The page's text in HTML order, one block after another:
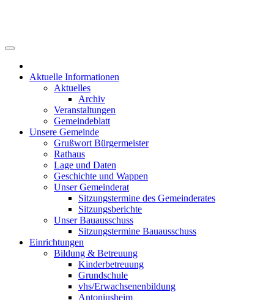
Aktuelle Informationen
Aktuelles
Archiv
Veranstaltungen
Gemeindeblatt
Unsere Gemeinde
Grußwort Bürgermeister
Rathaus
Lage und Daten
Geschichte und Wappen
Unser Gemeinderat
Sitzungstermine des Gemeinderates
Sitzungsberichte
Unser Bauausschuss
Sitzungstermine Bauausschuss
Einrichtungen
Bildung & Betreuung
Kinderbetreuung
Grundschule
vhs/Erwachsenenbildung
Antoniusheim